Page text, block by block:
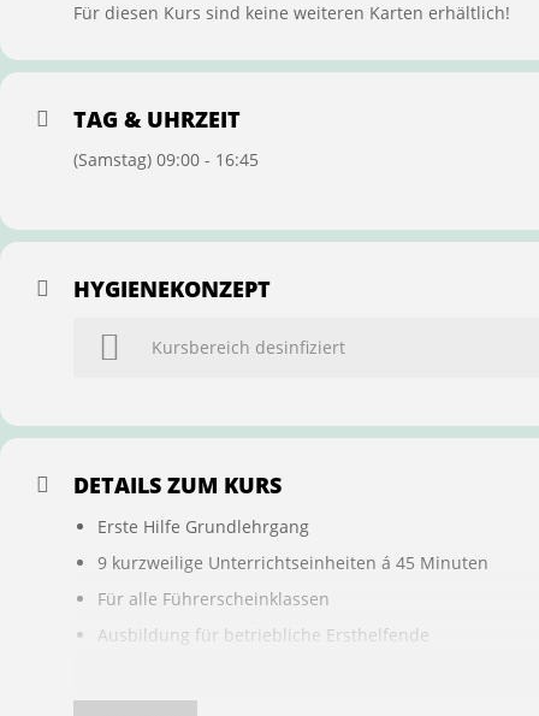
Für diesen Kurs sind keine weiteren Karten erhältlich!
TAG & UHRZEIT
(Samstag) 09:00 - 16:45
HYGIENEKONZEPT
Kursbereich desinfiziert
DETAILS ZUM KURS
Erste Hilfe Grundlehrgang
9 kurzweilige Unterrichtseinheiten á 45 Minuten
Für alle Führerscheinklassen
Ausbildung für betriebliche Ersthelfende